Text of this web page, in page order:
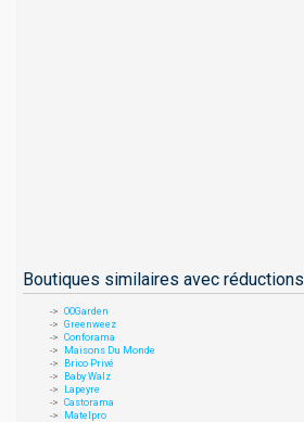
Boutiques similaires avec réductions
OOGarden
Greenweez
Conforama
Maisons Du Monde
Brico Privé
Baby Walz
Lapeyre
Castorama
Matelpro